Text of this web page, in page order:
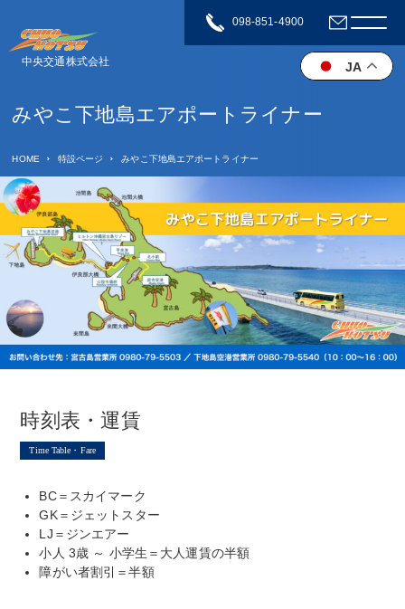
098-851-4900
中央交通株式会社
みやこ下地島エアポートライナー
HOME 特設ページ みやこ下地島エアポートライナー
時刻表・運賃
Time Table・Fare
BC＝スカイマーク
GK＝ジェットスター
LJ＝ジンエアー
小人 3歳 ～ 小学生＝大人運賃の半額
障がい者割引＝半額
JA